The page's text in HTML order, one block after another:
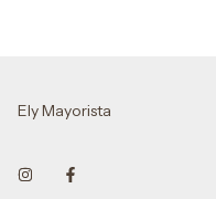
Ely Mayorista